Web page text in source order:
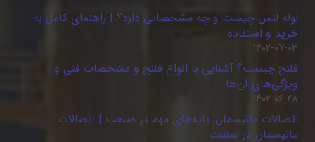
لوله لنس چیست و چه مشخصاتی دارد؟ | راهنمای کامل به
خرید و استفاده
۱۴۰۲-۰۷-۰۳
فلنج چیست؟ آشنایی با انواع فلنج و مشخصات فنی و
ویژگی‌های آن‌ها
۱۴۰۲-۰۶-۲۸
اتصالات مانیسمان: پایه‌های مهم در صنعت | اتصالات
مانیسمان در صنعت